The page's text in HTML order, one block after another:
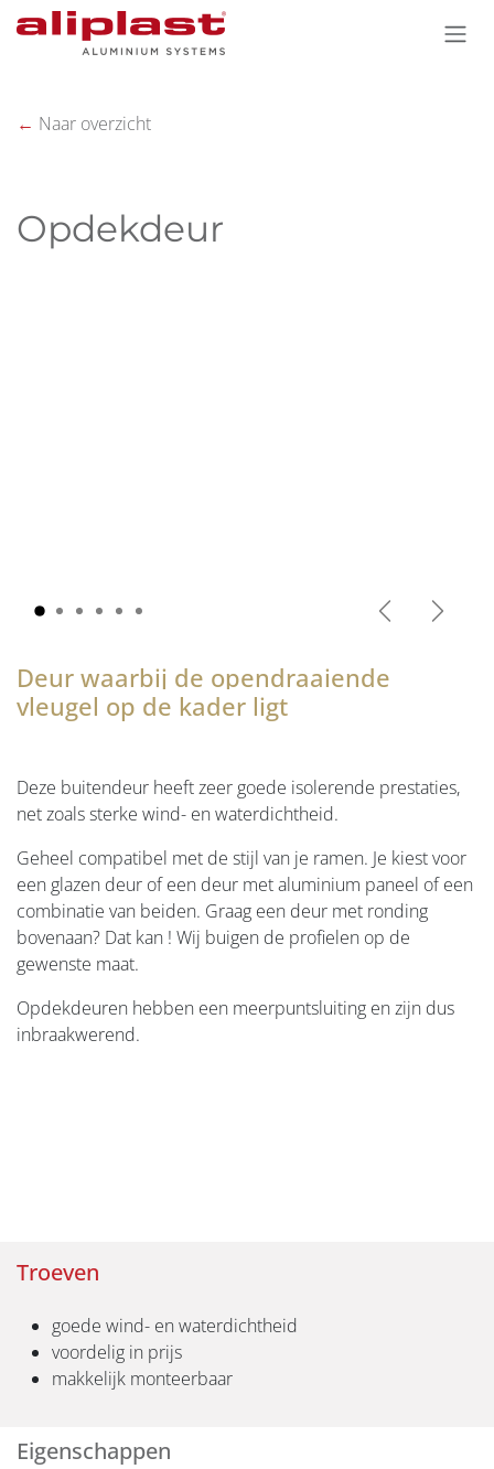
Overslaan naar inhoud
← Naar overzicht
Opdekdeur
Vorige
Deur waarbij de opendraaiende
vleugel op de kader ligt
Deze buitendeur heeft zeer goede isolerende prestaties,
net zoals sterke wind- en waterdichtheid.
Geheel compatibel met de stijl van je ramen. Je kiest voor
een glazen deur of een deur met aluminium paneel of een
combinatie van beiden. Graag een deur met ronding
bovenaan? Dat kan ! Wij buigen de profielen op de
gewenste maat.
Opdekdeuren hebben een meerpuntsluiting en zijn dus
inbraakwerend.
Troeven
goede wind- en waterdichtheid
voordelig in prijs
makkelijk monteerbaar
Eigenschappen